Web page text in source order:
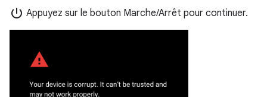
power_settings_new Appuyez sur le bouton Marche/Arrêt pour continuer.